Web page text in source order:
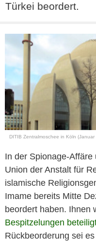
Türkei beordert.
DITIB Zentralmoschee in Köln
In der Spionage-
Union der Anstalt für
islamische
Imame bereits Mitte
beordert haben. Ihnen
Bespitzelungen
Rückbeorderung sei